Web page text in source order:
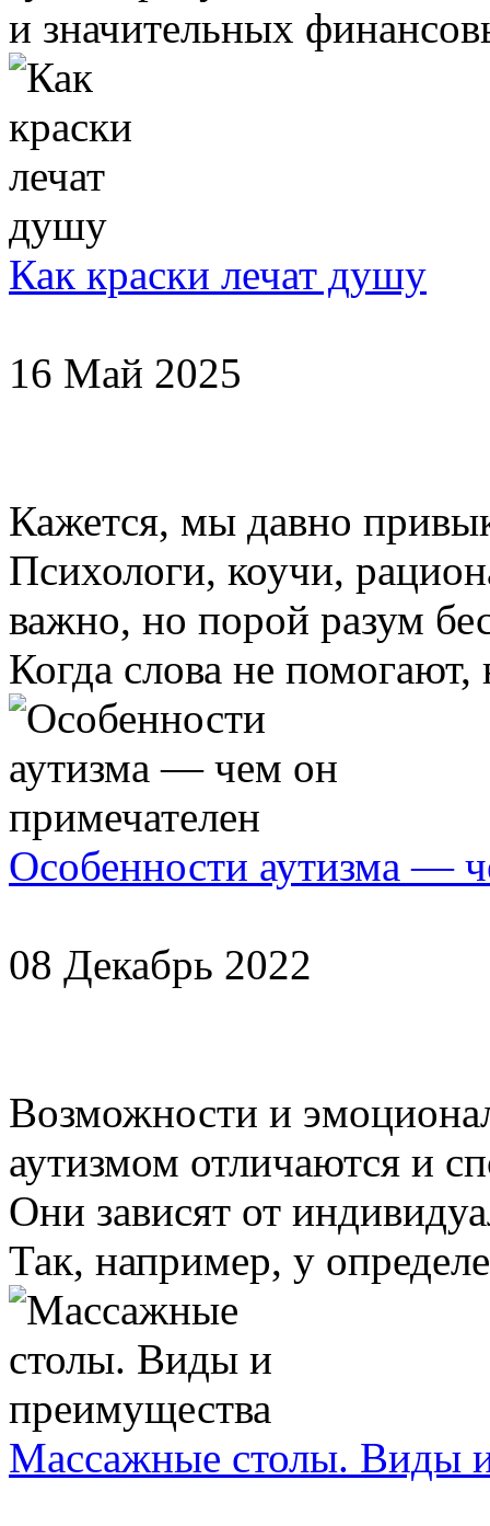
и значительных
Как краски лечат душу
16 Май 2025
Кажется, мы давно
Психологи, коучи,
важно, но порой разум
Когда слова не помогают,
Особенности аутизма —
08 Декабрь 2022
Возможности и
аутизмом отличаются и
Они зависят от
Так, например, у
Массажные столы. Виды